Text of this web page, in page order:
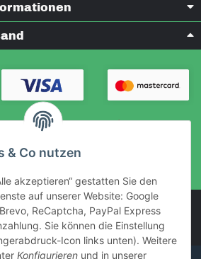
& Co nutzen
akzeptieren“ gestatten Sie den
auf unserer Website: Google
ReCaptcha, PayPal Express
Sie können die Einstellung
Icon links unten). Weitere
Konfigurieren und in unserer